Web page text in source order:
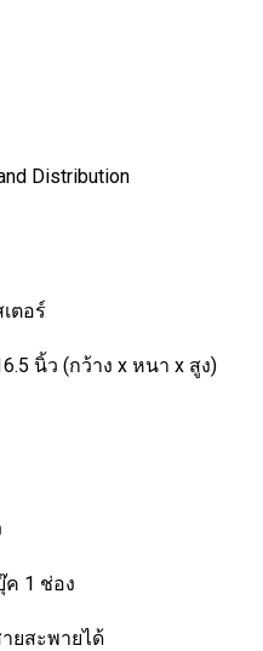
Distribution
ตอร์
นิ้ว (กว้าง x หนา x สูง)
1 ช่อง
ยสะพายได้